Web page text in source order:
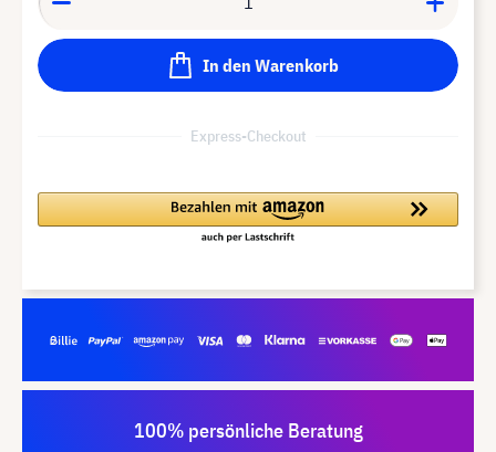
In den Warenkorb
Express-Checkout
100% persönliche Beratung